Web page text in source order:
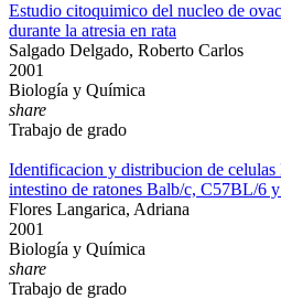
Estudio citoquimico del nucleo de
durante la atresia en rata
Salgado Delgado, Roberto Carlos
2001
Biología y Química
share
Trabajo de grado
Identificacion y distribucion de
intestino de ratones Balb/c, C57BL/6
Flores Langarica, Adriana
2001
Biología y Química
share
Trabajo de grado